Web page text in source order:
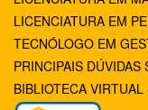
LICENCIATURA EM
TECNÓLOGO EM
PRINCIPAIS
BIBLIOTECA VIRTUAL